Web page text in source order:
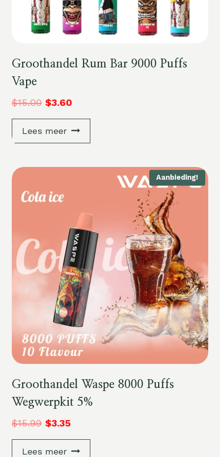
Groothandel Rum Bar 9000 Puffs
Vape
$15.00 $3.60
Lees meer
Aanbieding!
Groothandel Waspe 8000 Puffs
Wegwerpkit 5%
$15.99 $3.35
Lees meer